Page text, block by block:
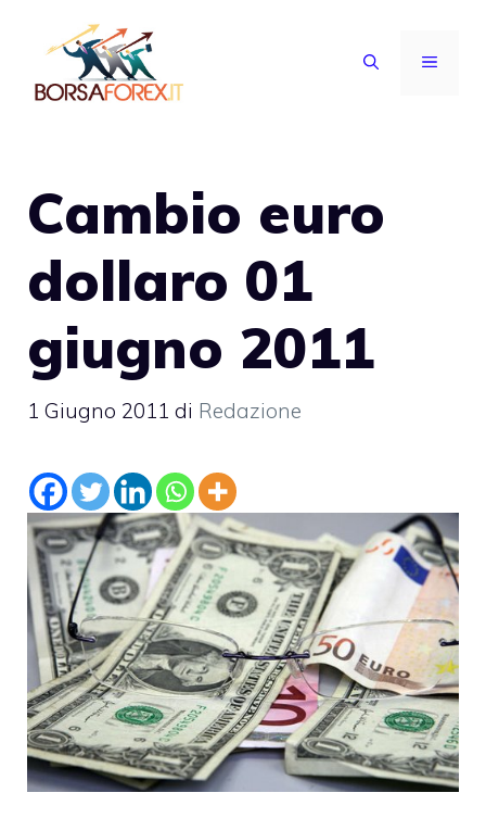
contenuto
MENU
Cambio euro
dollaro 01
giugno 2011
1 Giugno 2011 di Redazione